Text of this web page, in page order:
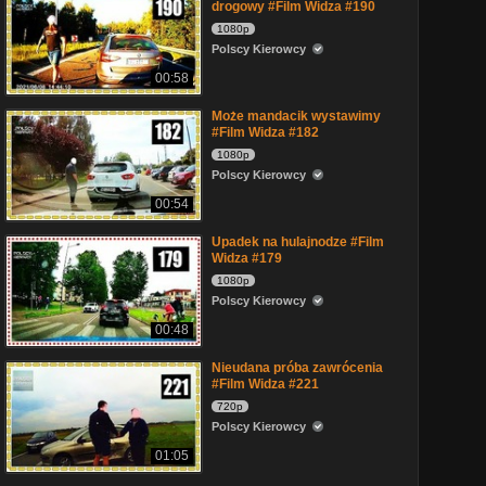
00:58
drogowy #Film Widza #190
1080p
Polscy Kierowcy
00:54
Może mandacik wystawimy
#Film Widza #182
1080p
Polscy Kierowcy
00:48
Upadek na hulajnodze #Film
Widza #179
1080p
Polscy Kierowcy
01:05
Nieudana próba zawrócenia
#Film Widza #221
720p
Polscy Kierowcy